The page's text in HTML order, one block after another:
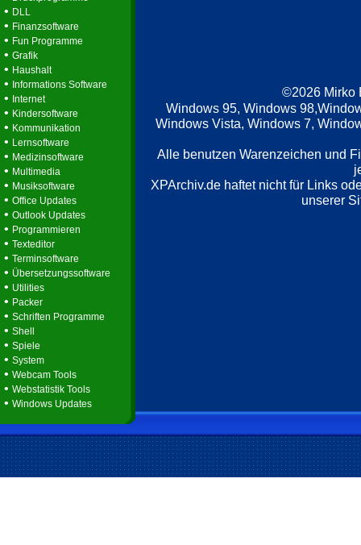
• DLL
• Finanzsoftware
• Fun Programme
• Grafik
• Haushalt
• Informations Software
• Internet
• Kindersoftware
• Kommunikation
• Lernsoftware
• Medizinsoftware
• Multimedia
• Musiksoftware
• Office Updates
• Outlook Updates
• Programmieren
• Texteditor
• Terminsoftware
• Übersetzungssoftware
• Utilities
• Packer
• Schriften Programme
• Shell
• Spiele
• System
• Webcam Tools
• Webstatistik Tools
• Windows Updates
©2026 Mirko
Windows 95, Windows
Windows Vista, Windows 7,
Alle benutzen Warenzeichen und
XPArchiv.de haftet nicht für Links
unserer